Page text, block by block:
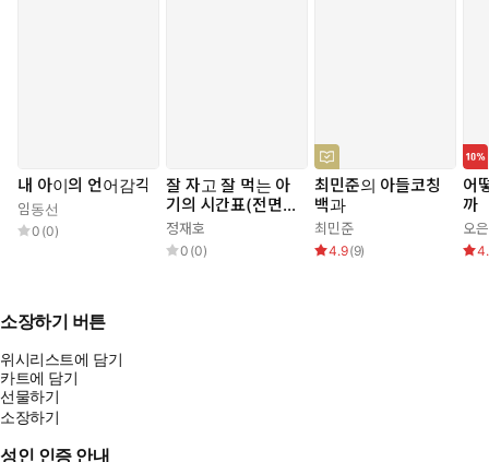
내 아이의 언어감각
임동선
0 (0)
잘 자고 잘 먹는 아
기의 시간표(전면개
정판)
정재호
0 (0)
최민준의 아들코칭
백과
최민준
4.9(9)
어
까
오
소장하기 버튼
위시리스트에 담기
카트에 담기
선물하기
소장하기
성인 인증 안내